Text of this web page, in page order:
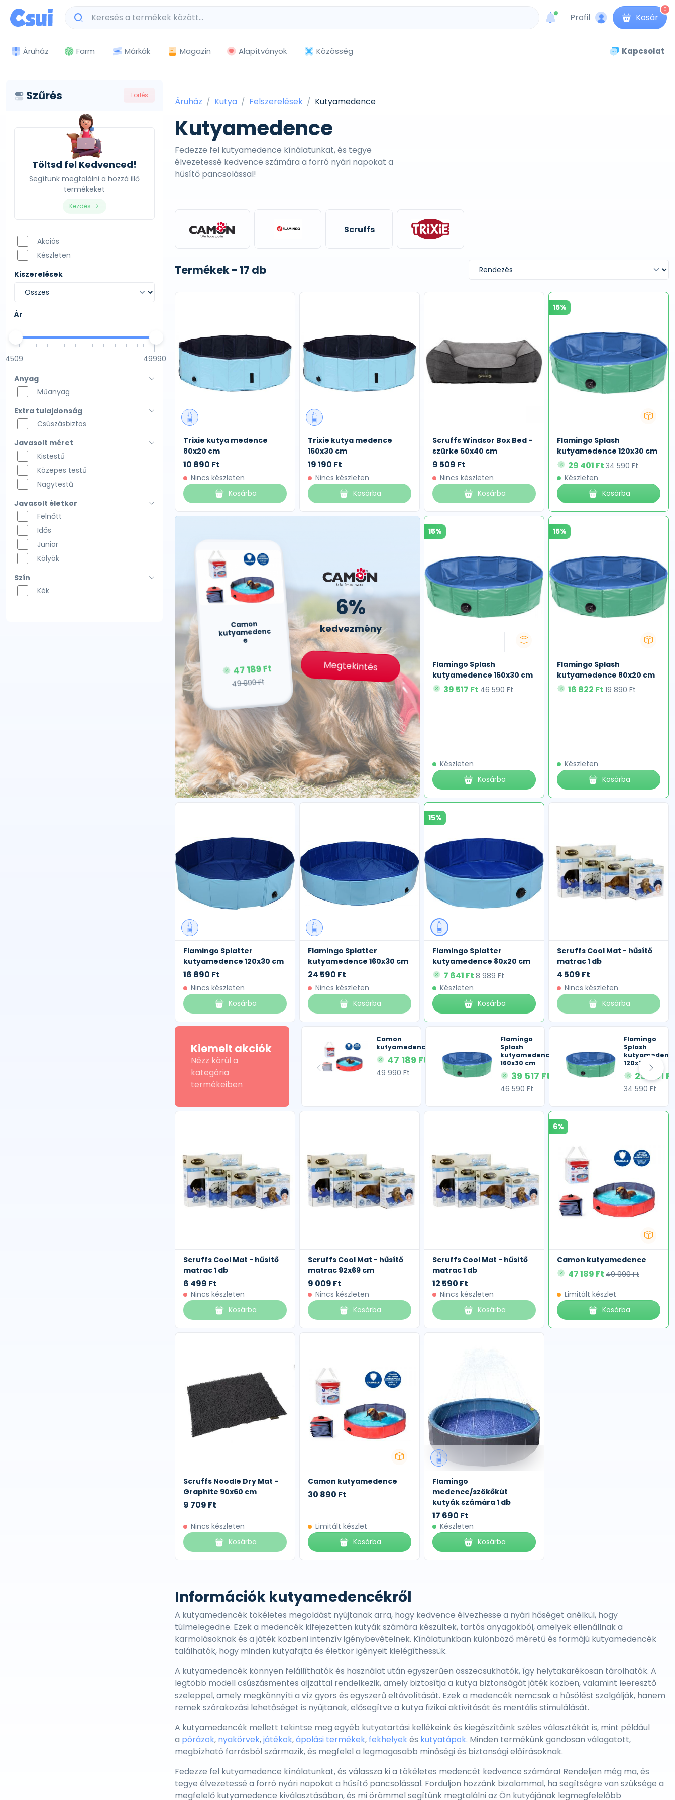
unread messages
Profil Kosár
0
Áruház Farm Márkák Magazin Alapítványok Közösség Kapcsolat
Szűrés Törlés
Töltsd fel Kedvenced!
Segítünk megtalálni a hozzá illő
termékeket
Kezdés
Akciós
Készleten
Kiszerelések
Ár
4509 49990
Anyag
Műanyag
Extra tulajdonság
Csúszásbiztos
Javasolt méret
Kistestű
Közepes testű
Nagytestű
Javasolt életkor
Felnőtt
Idős
Junior
Kölyök
Szín
Kék
Áruház Kutya Felszerelések Kutyamedence
Kutyamedence
Fedezze fel kutyamedence kínálatunkat, és tegye
élvezetessé kedvence számára a forró nyári napokat a
hűsítő pancsolással!
Scruffs
Termékek - 17 db
Trixie kutya medence
80x20 cm
10 890 Ft
Nincs készleten
Kosárba
Trixie kutya medence
160x30 cm
19 190 Ft
Nincs készleten
Kosárba
Scruffs Windsor Box Bed -
szürke 50x40 cm
9 509 Ft
Nincs készleten
Kosárba
15%
Flamingo Splash
kutyamedence 120x30 cm
29 401 Ft 34 590 Ft
Készleten
Kosárba
Camon
kutyamedenc
e
47 189 Ft
49 990 Ft
6%
kedvezmény
Megtekintés
15%
Flamingo Splash
kutyamedence 160x30 cm
39 517 Ft 46 590 Ft
Készleten
Kosárba
15%
Flamingo Splash
kutyamedence 80x20 cm
16 822 Ft 19 890 Ft
Készleten
Kosárba
Flamingo Splatter
kutyamedence 120x30 cm
16 890 Ft
Nincs készleten
Kosárba
Flamingo Splatter
kutyamedence 160x30 cm
24 590 Ft
Nincs készleten
Kosárba
15%
Flamingo Splatter
kutyamedence 80x20 cm
7 641 Ft 8 989 Ft
Készleten
Kosárba
Scruffs Cool Mat - hűsítő
matrac 1 db
4 509 Ft
Nincs készleten
Kosárba
Kiemelt akciók
Nézz körül a
kategória
termékeiben
Camon
kutyamedence
47 189 Ft
49 990 Ft
Flamingo
Splash
kutyamedence
160x30 cm
39 517 Ft
46 590 Ft
Flamingo
Splash
120x30 cm
29 401 Ft
34 590 Ft
Scruffs Cool Mat - hűsítő
matrac 1 db
6 499 Ft
Nincs készleten
Kosárba
Scruffs Cool Mat - hűsítő
matrac 92x69 cm
9 009 Ft
Nincs készleten
Kosárba
Scruffs Cool Mat - hűsítő
matrac 1 db
12 590 Ft
Nincs készleten
Kosárba
6%
Camon kutyamedence
47 189 Ft 49 990 Ft
Limitált készlet
Kosárba
Scruffs Noodle Dry Mat -
Graphite 90x60 cm
9 709 Ft
Nincs készleten
Kosárba
Camon kutyamedence
30 890 Ft
Limitált készlet
Kosárba
Flamingo
medence/szökőkút
kutyák számára 1 db
17 690 Ft
Készleten
Kosárba
Információk kutyamedencékről
A kutyamedencék tökéletes megoldást nyújtanak arra, hogy kedvence élvezhesse a nyári hőséget anélkül, hogy
túlmelegedne. Ezek a medencék kifejezetten kutyák számára készültek, tartós anyagokból, amelyek ellenállnak a
karmolásoknak és a játék közbeni intenzív igénybevételnek. Kínálatunkban különböző méretű és formájú kutyamedencék
találhatók, hogy minden kutyafajta és életkor igényeit kielégíthessük.
A kutyamedencék könnyen felállíthatók és használat után egyszerűen összecsukhatók, így helytakarékosan tárolhatók. A
legtöbb modell csúszásmentes aljzattal rendelkezik, amely biztosítja a kutya biztonságát játék közben, valamint leeresztő
szeleppel, amely megkönnyíti a víz gyors és egyszerű eltávolítását. Ezek a medencék nemcsak a hűsölést szolgálják, hanem
remek szórakozási lehetőséget is nyújtanak, elősegítve a kutya fizikai aktivitását és mentális stimulálását.
A kutyamedencék mellett tekintse meg egyéb kutyatartási kellékeink és kiegészítőink széles választékát is, mint például
a pórázok, nyakörvek,játékok,ápolási termékek, fekhelyekés kutyatápok. Minden termékünk gondosan válogatott,
megbízható forrásból származik, és megfelel a legmagasabb minőségi és biztonsági előírásoknak.
Fedezze fel kutyamedence kínálatunkat, és válassza ki a tökéletes medencét kedvence számára! Rendeljen még ma, és
tegye élvezetessé a forró nyári napokat a hűsítő pancsolással. Forduljon hozzánk bizalommal, ha segítségre van szüksége a
megfelelő kutyamedence kiválasztásában, és mi örömmel segítünk megtalálni az Ön kutyájának legmegfelelőbb